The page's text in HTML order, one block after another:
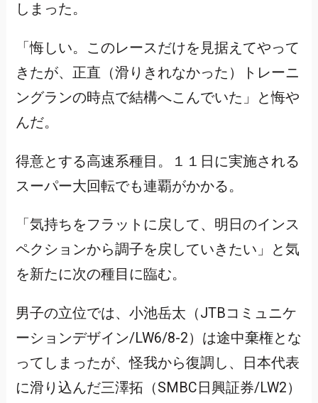
しまった。
「悔しい。このレースだけを見据えてやって
きたが、正直（滑りきれなかった）トレーニ
ングランの時点で結構へこんでいた」と悔や
んだ。
得意とする高速系種目。１１日に実施される
スーパー大回転でも連覇がかかる。
「気持ちをフラットに戻して、明日のインス
ペクションから調子を戻していきたい」と気
を新たに次の種目に臨む。
男子の立位では、小池岳太（JTBコミュニケ
ーションデザイン/LW6/8-2）は途中棄権とな
ってしまったが、怪我から復調し、日本代表
に滑り込んだ三澤拓（SMBC日興証券/LW2）